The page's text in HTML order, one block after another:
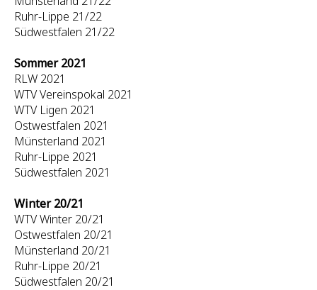
Ruhr-Lippe 21/22
Südwestfalen 21/22
Sommer 2021
RLW 2021
WTV Vereinspokal 2021
WTV Ligen 2021
Ostwestfalen 2021
Münsterland 2021
Ruhr-Lippe 2021
Südwestfalen 2021
Winter 20/21
WTV Winter 20/21
Ostwestfalen 20/21
Münsterland 20/21
Ruhr-Lippe 20/21
Südwestfalen 20/21